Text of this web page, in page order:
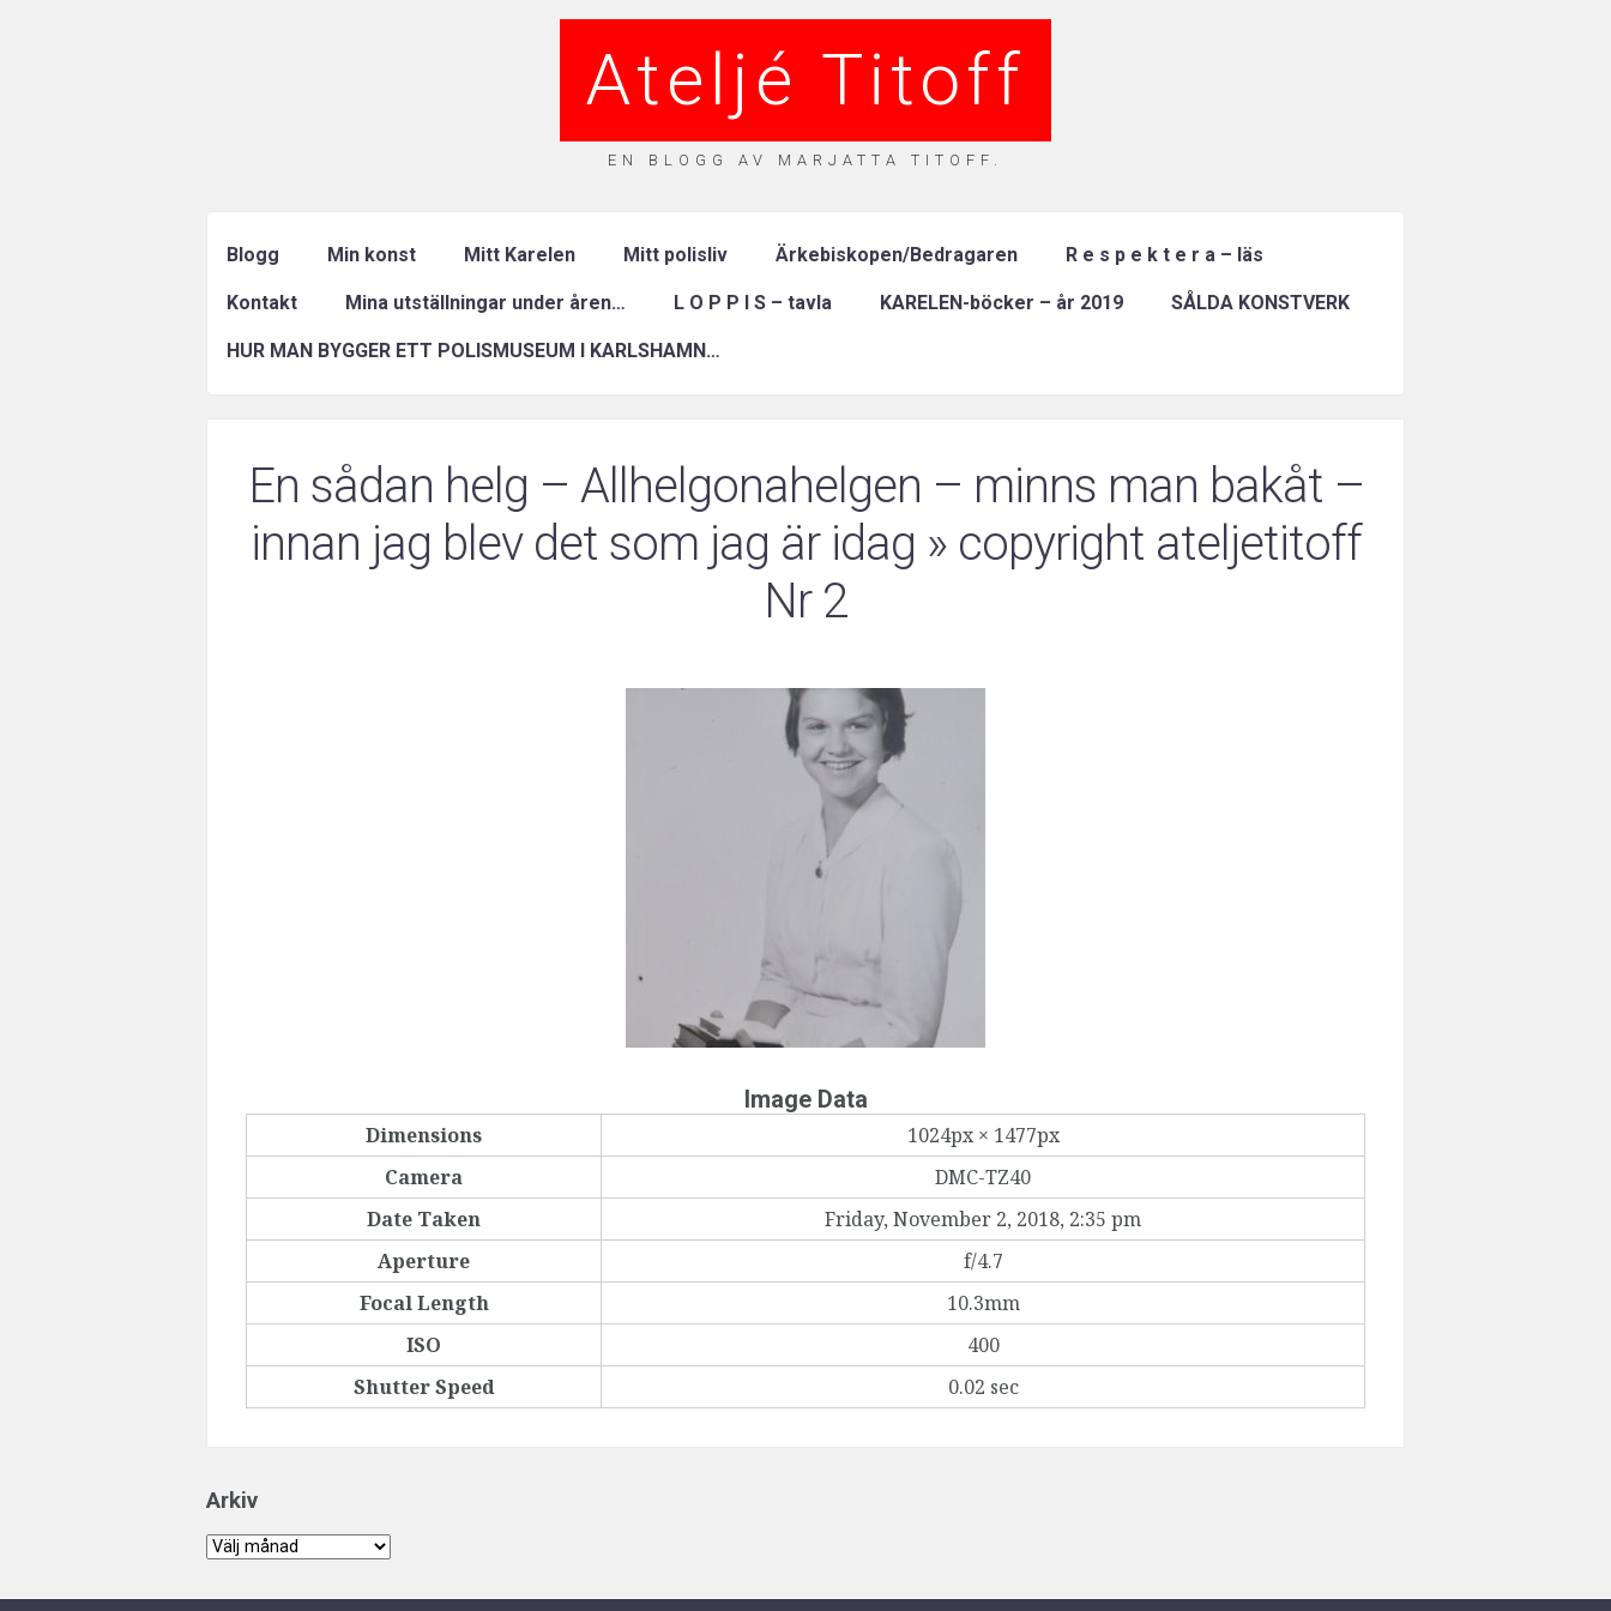
Ateljé Titoff
EN BLOGG AV MARJATTA TITOFF.
Blogg Min konst Mitt Karelen Mitt polisliv Ärkebiskopen/Bedragaren R e s p e k t e r a – läs
Kontakt Mina utställningar under åren… L O P P I S – tavla KARELEN-böcker – år 2019 SÅLDA KONSTVERK
HUR MAN BYGGER ETT POLISMUSEUM I KARLSHAMN…
En sådan helg – Allhelgonahelgen – minns man bakåt –
innan jag blev det som jag är idag » copyright ateljetitoff
Nr 2
Image Data
Dimensions
1024px × 1477px
Camera
DMC-TZ40
Date Taken
Friday, November 2, 2018, 2:35 pm
Aperture
f/4.7
Focal Length
10.3mm
ISO
400
Shutter Speed
0.02 sec
Arkiv
Arkiv